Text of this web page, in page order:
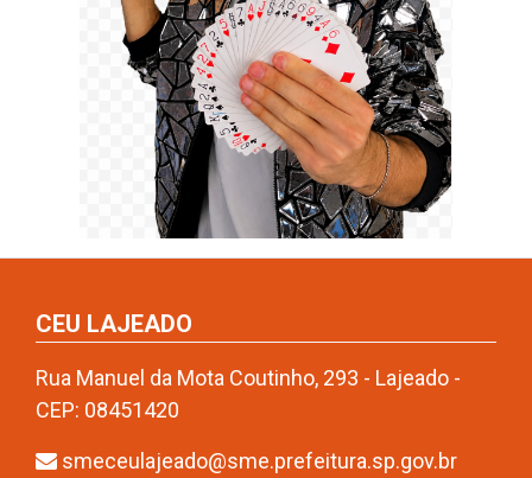
CEU LAJEADO
Rua Manuel da Mota Coutinho, 293 - Lajeado -
CEP: 08451420
smeceulajeado@sme.prefeitura.sp.gov.br